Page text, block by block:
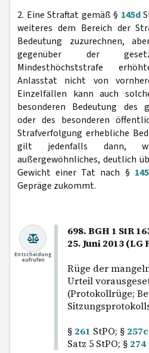
2. Eine Straftat gemäß § 145d
weiteres dem Bereich der
Bedeutung zuzurechnen,
gegenüber der
Mindesthöchststrafe
Anlasstat nicht von
Einzelfällen kann auch
besonderen Bedeutung des
oder des besonderen
Strafverfolgung erhebliche
gilt jedenfalls dann,
außergewöhnliches, deutlich
Gewicht einer Tat nach §
Gepräge zukommt.
698. BGH 1 StR
25. Juni 2013
Rüge der
Urteil
(Protokollrüge;
§ 261 StPO; § 257c
Satz 5 StPO; § 274
Entscheidung
aufrufen